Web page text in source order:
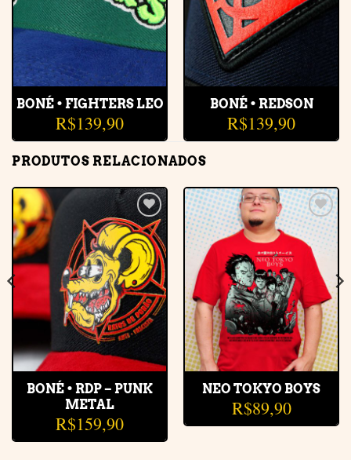
BONÉ • FIGHTERS LEO
R$139,90
BONÉ • REDSON
R$139,90
PRODUTOS RELACIONADOS
Adicionar
à lista de
desejos
BONÉ • RDP – PUNK
METAL
R$159,90
Adicionar
à lista de
desejos
NEO TOKYO BOYS
R$89,90